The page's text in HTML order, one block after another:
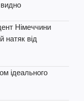
Німеччини
натяк від
ідеального